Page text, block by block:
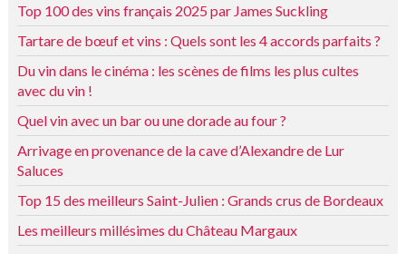
Top 100 des vins français 2025 par James Suckling
Tartare de bœuf et vins : Quels sont les 4 accords parfaits ?
Du vin dans le cinéma : les scènes de films les plus cultes
avec du vin !
Quel vin avec un bar ou une dorade au four ?
Arrivage en provenance de la cave d’Alexandre de Lur
Saluces
Top 15 des meilleurs Saint-Julien : Grands crus de Bordeaux
Les meilleurs millésimes du Château Margaux